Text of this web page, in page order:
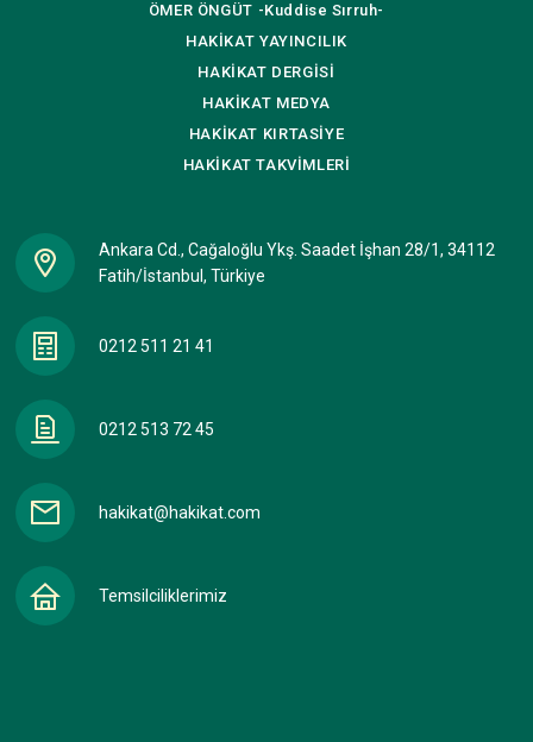
ÖMER ÖNGÜT -Kuddise Sırruh-
HAKİKAT YAYINCILIK
HAKİKAT DERGİSİ
HAKİKAT MEDYA
HAKİKAT KIRTASİYE
HAKİKATTAKVİMLERİ
Ankara Cd., Cağaloğlu Ykş. Saadet İşhan 28/1, 34112
Fatih/İstanbul, Türkiye
0212 511 21 41
0212 513 72 45
hakikat@hakikat.com
Temsilciliklerimiz